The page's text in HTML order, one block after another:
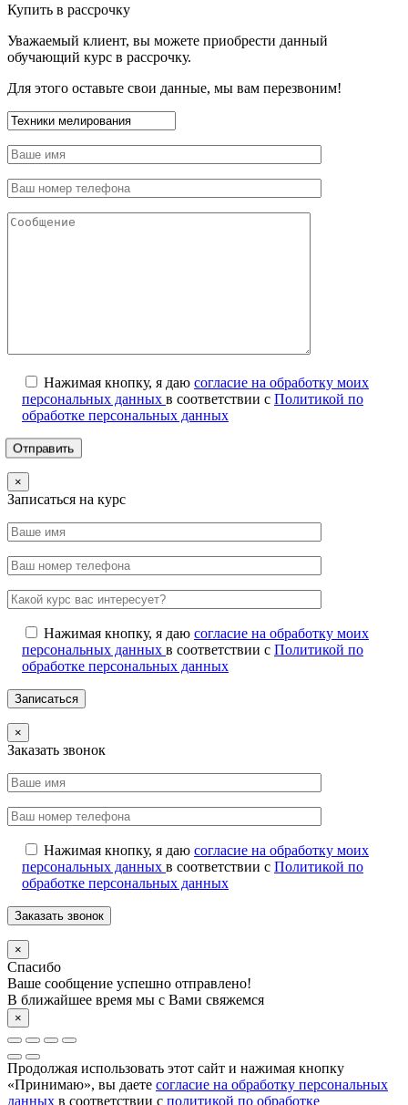
Купить в рассрочку
Уважаемый клиент, вы можете приобрести данный
обучающий курс в рассрочку.
Для этого оставьте свои данные, мы вам перезвоним!
Нажимая кнопку, я даю согласие на обработку моих
персональных данных в соответствии с Политикой по
обработке персональных данных
×
Записаться на курс
Нажимая кнопку, я даю согласие на обработку моих
персональных данных в соответствии с Политикой по
обработке персональных данных
×
Заказать звонок
Нажимая кнопку, я даю согласие на обработку моих
персональных данных в соответствии с Политикой по
обработке персональных данных
×
Спасибо
Ваше сообщение успешно отправлено!
В ближайшее время мы с Вами свяжемся
×
Продолжая использовать этот сайт и нажимая кнопку
«Принимаю», вы даете согласие на обработку персональных
данных в соответствии с политикой по обработке